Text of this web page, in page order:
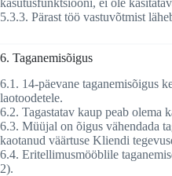
kasutusfunktsiooni, ei ole
5.3.3. Pärast töö vastuvõtmist
6. Taganemisõigus
6.1. 14-päevane taganemisõigus
laotoodetele.
6.2. Tagastatav kaup peab olema
6.3. Müüjal on õigus vähendada
kaotanud väärtuse Kliendi
6.4. Eritellimusmööblile
2).